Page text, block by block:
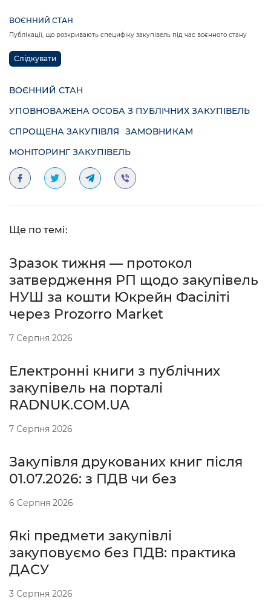
ВОЄННИЙ СТАН
Публікації, що розкривають специфіку закупівель під час воєнного стану
Слідкувати
ВОЄННИЙ СТАН
УПОВНОВАЖЕНА ОСОБА З ПУБЛІЧНИХ ЗАКУПІВЕЛЬ
СПРОЩЕНА ЗАКУПІВЛЯ
ЗАМОВНИКАМ
МОНІТОРИНГ ЗАКУПІВЕЛЬ
Ще по темі:
Зразок тижня — протокол
затвердження РП щодо закупівель
НУШ за кошти Юкрейн Фасіліті
через Prozorro Market
7 Серпня 2026
Електронні книги з публічних
закупівель на порталі
RADNUK.COM.UA
7 Серпня 2026
Закупівля друкованих книг після
01.07.2026: з ПДВ чи без
6 Серпня 2026
Які предмети закупівлі
закуповуємо без ПДВ: практика
ДАСУ
3 Серпня 2026